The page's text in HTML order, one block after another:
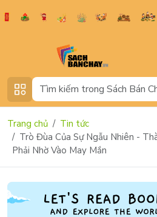
Trang chủ
Tin tức
Trò Đùa Của Sự Ngẫu Nhiên -
Phải Nhờ Vào May Mắn